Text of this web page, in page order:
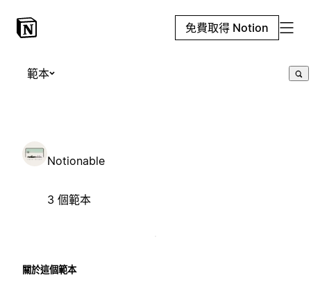
免費取得 Notion
範本
Notionable
3 個範本
關於這個範本